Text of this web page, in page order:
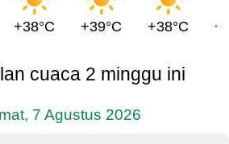
+38°C +39°C +38°C
cuaca 2 minggu ini
7 Agustus 2026